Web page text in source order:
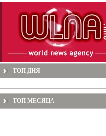
ТОП ДНЯ
ТОП МЕСЯЦА